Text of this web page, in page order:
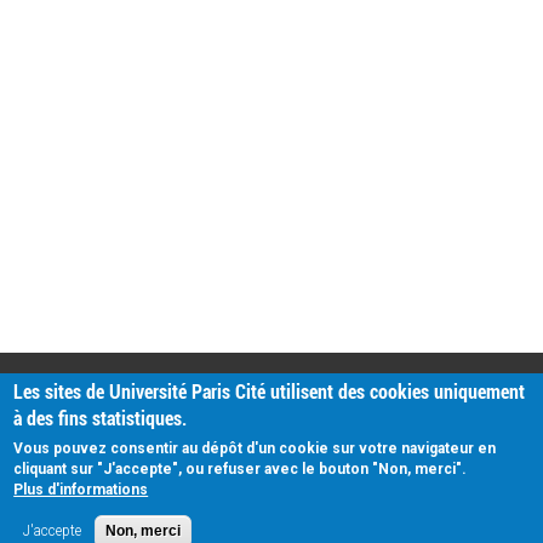
PRATIQUE
Plan d'accès
Intranet
Mentions légales
Données personnelles
Les sites de Université Paris Cité utilisent des cookies uniquement
à des fins statistiques.
Vous pouvez consentir au dépôt d'un cookie sur votre navigateur en
cliquant sur "J'accepte", ou refuser avec le bouton "Non, merci".
Plus d'informations
J'accepte Non, merci